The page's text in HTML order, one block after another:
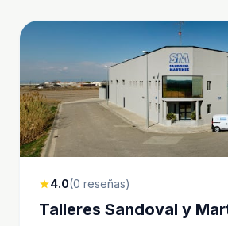
star4.0(0 reseñas)
Talleres Sandoval y